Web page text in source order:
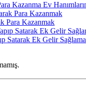
Kazanma Ev
Para Kazanmak
Satarak Ek Gelir